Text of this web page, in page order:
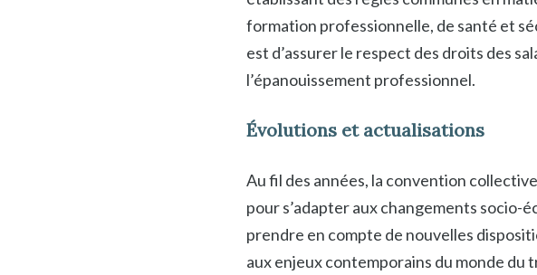
formation professionnelle, de santé et
est d’assurer le respect des droits des
l’épanouissement professionnel.
Évolutions et actualisations
Au fil des années, la convention
pour s’adapter aux changements socio-
prendre en compte de nouvelles
aux enjeux contemporains du monde du